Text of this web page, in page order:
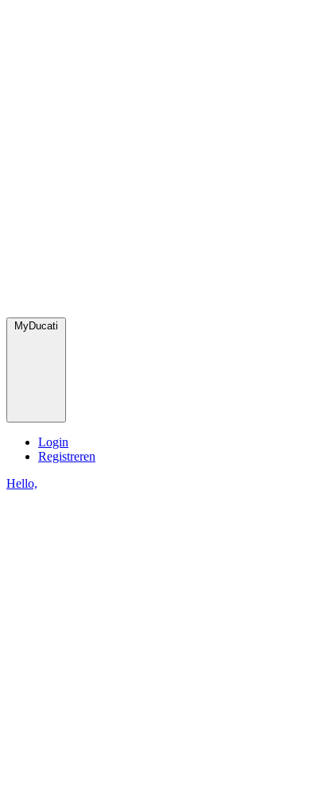
MyDucati
Login
Registreren
Hello,